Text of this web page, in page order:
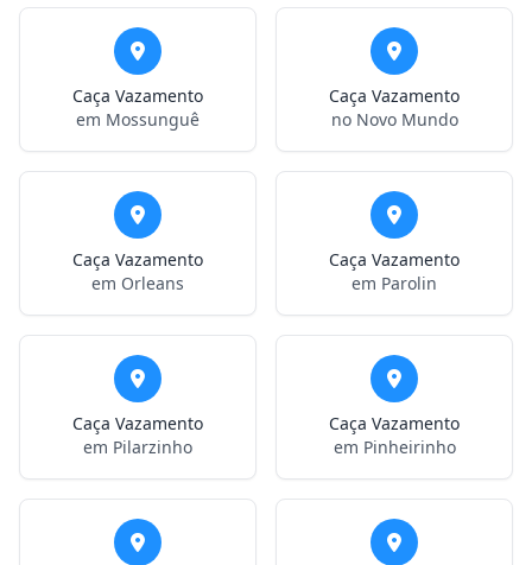
Caça Vazamento
em Mossunguê
Caça Vazamento
no Novo Mundo
Caça Vazamento
em Orleans
Caça Vazamento
em Parolin
Caça Vazamento
em Pilarzinho
Caça Vazamento
em Pinheirinho